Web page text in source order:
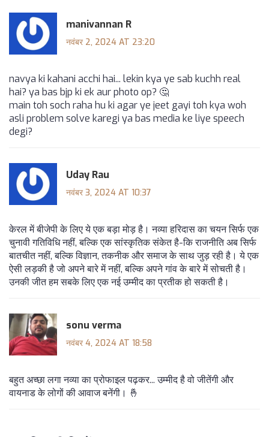
manivannan R
नवंबर 2, 2024 AT 23:20
navya ki kahani acchi hai... lekin kya ye sab kuchh real
hai? ya bas bjp ki ek aur photo op? 🤔
main toh soch raha hu ki agar ye jeet gayi toh kya woh
asli problem solve karegi ya bas media ke liye speech
degi?
Uday Rau
नवंबर 3, 2024 AT 10:37
केरल में बीजेपी के लिए ये एक बड़ा मोड़ है। नव्या हरिदास का चयन सिर्फ एक
चुनावी गतिविधि नहीं, बल्कि एक सांस्कृतिक संकेत है-कि राजनीति अब सिर्फ
बातचीत नहीं, बल्कि विज्ञान, तकनीक और समाज के साथ जुड़ रही है। ये एक
ऐसी लड़की है जो अपने बारे में नहीं, बल्कि अपने गांव के बारे में सोचती है।
उनकी जीत हम सबके लिए एक नई उम्मीद का प्रतीक हो सकती है।
sonu verma
नवंबर 4, 2024 AT 18:58
बहुत अच्छा लगा नव्या का प्रोफाइल पढ़कर... उम्मीद है वो जीतेंगी और
वायनाड के लोगों की आवाज बनेंगी। 🤞